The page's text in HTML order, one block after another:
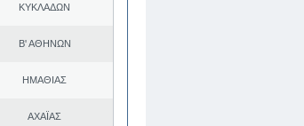
ΚΥΚΛΑΔΩΝ
Β' ΑΘΗΝΩΝ
ΗΜΑΘΙΑΣ
ΑΧΑΪΑΣ